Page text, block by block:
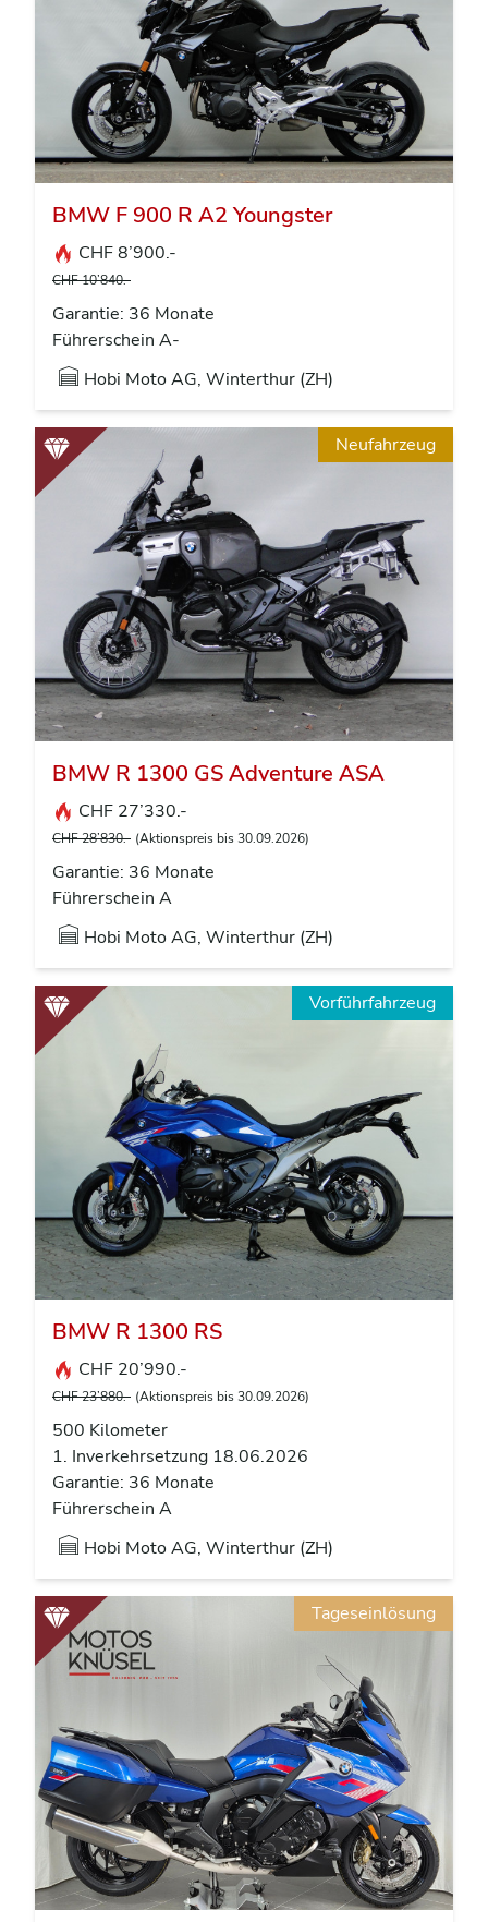
BMW F 900 R A2 Youngster
CHF 8’900.-
CHF 10’840.-
Garantie: 36 Monate
Führerschein A-
Hobi Moto AG, Winterthur (ZH)
Neufahrzeug
BMW R 1300 GS Adventure ASA
CHF 27’330.-
CHF 28’830.- (Aktionspreis bis 30.09.2026)
Garantie: 36 Monate
Führerschein A
Hobi Moto AG, Winterthur (ZH)
Vorführfahrzeug
BMW R 1300 RS
CHF 20’990.-
CHF 23’880.- (Aktionspreis bis 30.09.2026)
500 Kilometer
1. Inverkehrsetzung 18.06.2026
Garantie: 36 Monate
Führerschein A
Hobi Moto AG, Winterthur (ZH)
Tageseinlösung